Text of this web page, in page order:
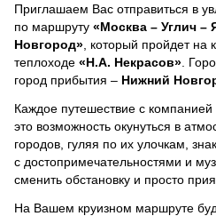
Приглашаем Вас отправиться в
по маршруту «Москва – Углич –
Новгород» , который пройдет
теплоходе «Н.А. Некрасов» .
город прибытия – Нижний
Каждое путешествие с компанией
это возможность окунуться в
городов, гуляя по их улочкам,
с достопримечательностями и
сменить обстановку и просто
На Вашем круизном маршруте